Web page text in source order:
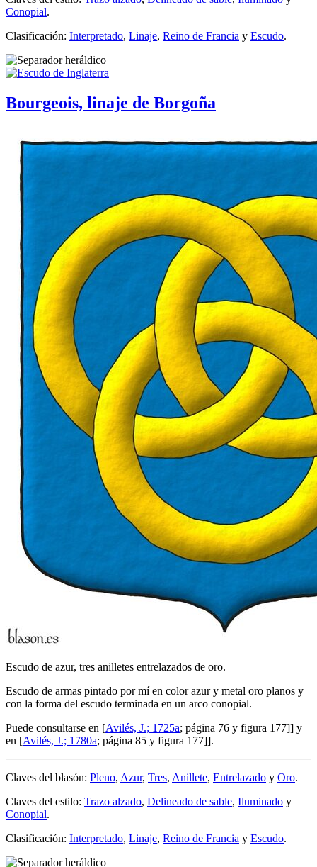
Conopial.
Clasificación: Interpretado, Linaje, Reino de Francia y Escudo.
Bourgeois, linaje de Borgoña
Escudo de azur, tres anilletes entrelazados de oro.
Escudo de armas pintado por mí en color azur y metal oro planos y
con la forma del escudo terminada en un arco conopial.
Puede consultarse en [Avilés, J.; 1725a; página 76 y figura 177]] y
en [Avilés, J.; 1780a; página 85 y figura 177]].
Claves del blasón: Pleno, Azur, Tres, Anillete, Entrelazado y Oro.
Claves del estilo: Trazo alzado, Delineado de sable, Iluminado y
Conopial.
Clasificación: Interpretado, Linaje, Reino de Francia y Escudo.